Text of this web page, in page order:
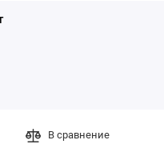
В сравнение